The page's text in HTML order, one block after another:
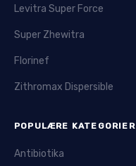
Levitra Super Force
Super Zhewitra
Florinef
Zithromax Dispersible
POPULÆRE KATEGORIER
Antibiotika